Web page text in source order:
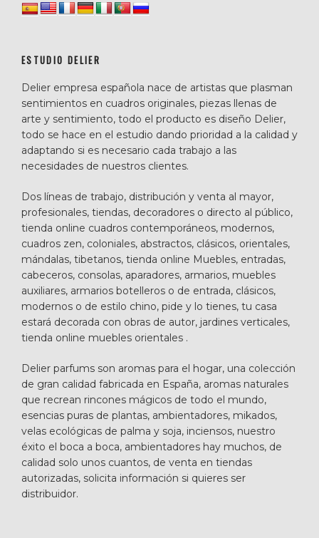
ESTUDIO DELIER
Delier empresa española nace de artistas que plasman
sentimientos en cuadros originales, piezas llenas de
arte y sentimiento, todo el producto es diseño Delier,
todo se hace en el estudio dando prioridad a la calidad y
adaptando si es necesario cada trabajo a las
necesidades de nuestros clientes.
Dos líneas de trabajo, distribución y venta al mayor,
profesionales, tiendas, decoradores o directo al público,
tienda online cuadros contemporáneos, modernos,
cuadros zen, coloniales, abstractos, clásicos, orientales,
mándalas, tibetanos, tienda online Muebles, entradas,
cabeceros, consolas, aparadores, armarios, muebles
auxiliares, armarios botelleros o de entrada, clásicos,
modernos o de estilo chino, pide y lo tienes, tu casa
estará decorada con obras de autor, jardines verticales,
tienda online muebles orientales .
Delier parfums son aromas para el hogar, una colección
de gran calidad fabricada en España, aromas naturales
que recrean rincones mágicos de todo el mundo,
esencias puras de plantas, ambientadores, mikados,
velas ecológicas de palma y soja, inciensos, nuestro
éxito el boca a boca, ambientadores hay muchos, de
calidad solo unos cuantos, de venta en tiendas
autorizadas, solicita información si quieres ser
distribuidor.